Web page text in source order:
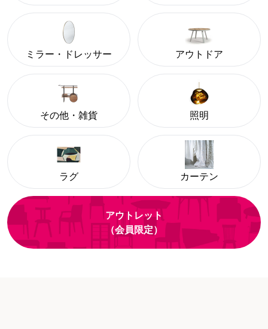
ミラー・ドレッサー アウトドア
その他・雑貨 照明
ラグ カーテン
アウトレット
（会員限定）